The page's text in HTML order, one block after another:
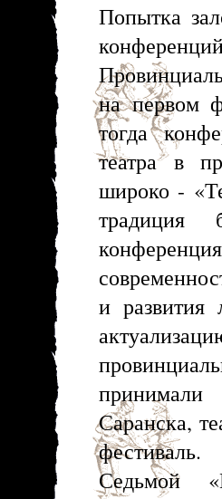
Попытка
на первом
тогда
театра в
широко -
традиция
и развития
Саранска,
фестиваль.
Седьмой